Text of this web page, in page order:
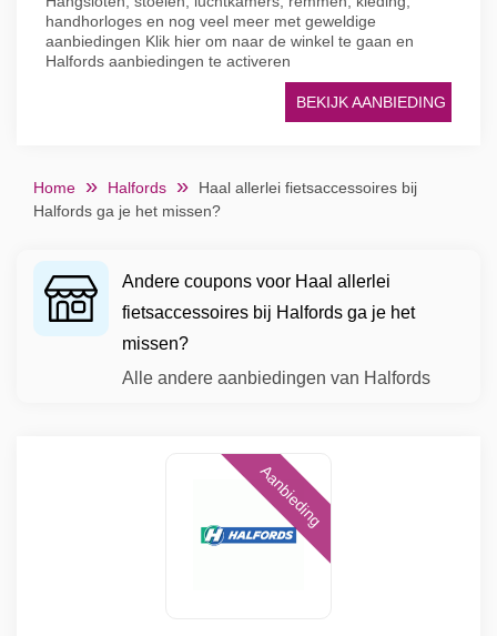
handhorloges en nog veel meer met geweldige
aanbiedingen Klik hier om naar de winkel te gaan en
Halfords aanbiedingen te activeren
BEKIJK AANBIEDING
Home Halfords
Haal allerlei fietsaccessoires bij
Halfords ga je het missen?
Andere coupons voor Haal allerlei
fietsaccessoires bij Halfords ga je het
missen?
Alle andere aanbiedingen van Halfords
Aanbieding